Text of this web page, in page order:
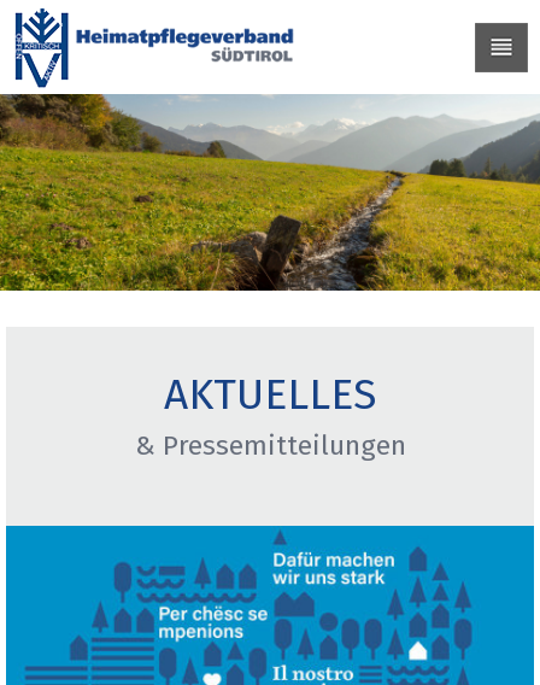
AKTUELLES
& Pressemitteilungen